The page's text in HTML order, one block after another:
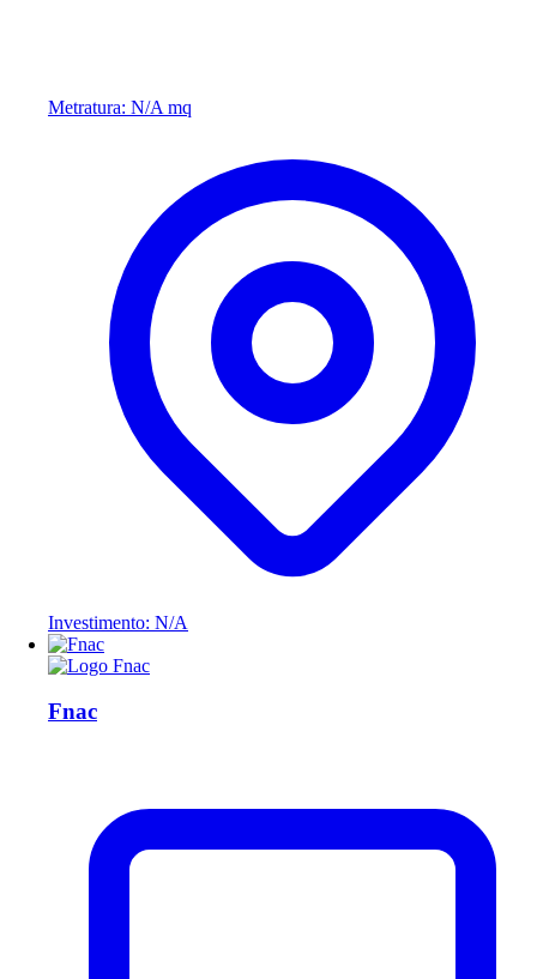
Metratura: N/A mq
Investimento: N/A
Fnac